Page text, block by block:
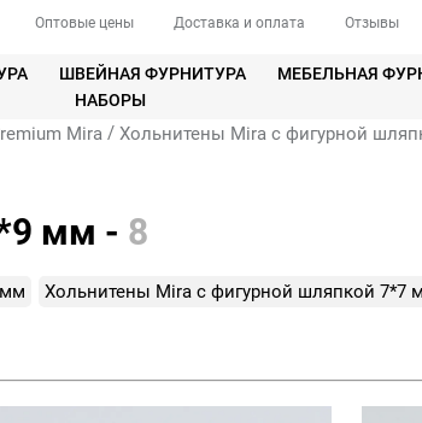
Оптовые цены Доставка и оплата Отзывы
ШВЕЙНАЯ ФУРНИТУРА МЕБЕЛЬНАЯ
НАБОРЫ
Mira / Хольнитены Mira с фигурной
мм - 8
Хольнитены Mira с фигурной шляпкой 7*7